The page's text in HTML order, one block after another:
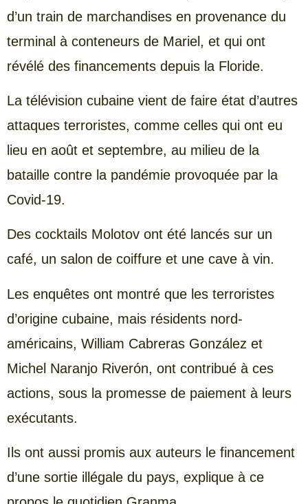
d’un train de marchandises en provenance du
terminal à conteneurs de Mariel, et qui ont
révélé des financements depuis la Floride.
La télévision cubaine vient de faire état d’autres
attaques terroristes, comme celles qui ont eu
lieu en août et septembre, au milieu de la
bataille contre la pandémie provoquée par la
Covid-19.
Des cocktails Molotov ont été lancés sur un
café, un salon de coiffure et une cave à vin.
Les enquêtes ont montré que les terroristes
d’origine cubaine, mais résidents nord-
américains, William Cabreras González et
Michel Naranjo Riverón, ont contribué à ces
actions, sous la promesse de paiement à leurs
exécutants.
Ils ont aussi promis aux auteurs le financement
d’une sortie illégale du pays, explique à ce